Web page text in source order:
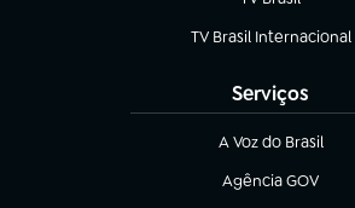
(abre em nova
TV Brasil Internacional
(abre em nova aba)
Serviços
A Voz do Brasil
(abre em nova aba)
Agência GOV
(abre em nova aba)